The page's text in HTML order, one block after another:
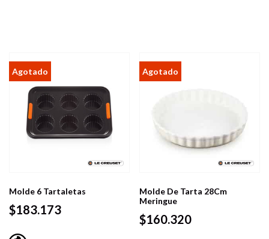
Molde 6 Tartaletas
$183.173
Molde De Tarta 28Cm
Meringue
$160.320